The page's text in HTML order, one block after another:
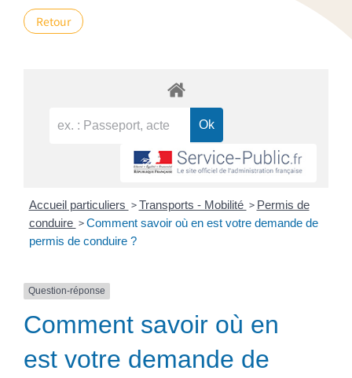
Retour
Accueil particuliers > Transports - Mobilité > Permis de
conduire > Comment savoir où en est votre demande de
permis de conduire ?
Question-réponse
Comment savoir où en
est votre demande de